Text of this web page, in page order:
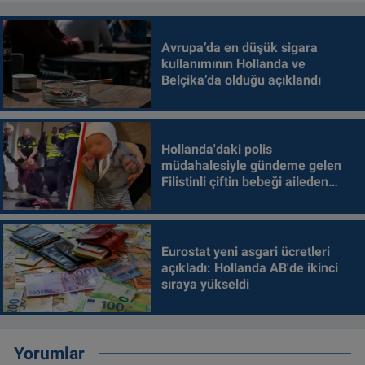
Avrupa’da en düşük sigara
kullanımının Hollanda ve
Belçika’da olduğu açıklandı
Hollanda'daki polis
müdahalesiyle gündeme gelen
Filistinli çiftin bebeği aileden
Eurostat yeni asgari ücretleri
açıkladı: Hollanda AB'de ikinci
sıraya yükseldi
Yorumlar